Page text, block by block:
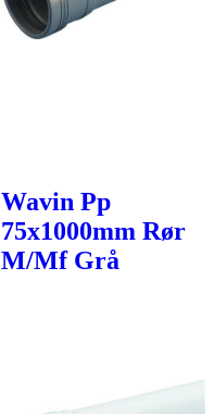
Wavin Pp
75x1000mm Rør
M/Mf Grå